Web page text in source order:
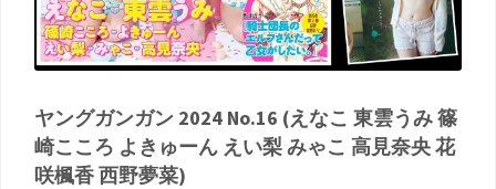
ヤングガンガン 2024 No.16 (えなこ 東雲うみ 篠
崎こころ よきゅーん えい梨 みゃこ 高見奈央 花
咲楓香 西野夢菜)